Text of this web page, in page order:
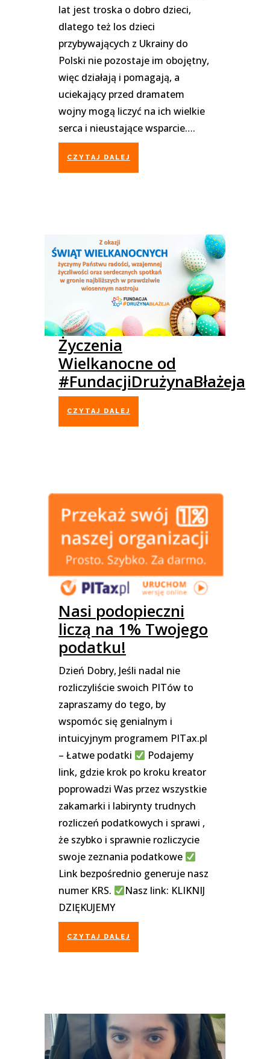
lat jest troska o dobro dzieci,
dlatego też los dzieci
przybywających z Ukrainy do
Polski nie pozostaje im obojętny,
więc działają i pomagają, a
uciekający przed dramatem
wojny mogą liczyć na ich wielkie
serca i nieustające wsparcie….
CZYTAJ DALEJ
Życzenia
Wielkanocne od
#FundacjiDrużynaBłażeja
CZYTAJ DALEJ
Nasi podopieczni
liczą na 1% Twojego
podatku!
Dzień Dobry, Jeśli nadal nie
rozliczyliście swoich PITów to
zapraszamy do tego, by
wspomóc się genialnym i
intuicyjnym programem PITax.pl
– Łatwe podatki
Podajemy
link, gdzie krok po kroku kreator
poprowadzi Was przez wszystkie
zakamarki i labirynty trudnych
rozliczeń podatkowych i sprawi ,
że szybko i sprawnie rozliczycie
swoje zeznania podatkowe
Link bezpośrednio generuje nasz
numer KRS.
Nasz link: KLIKNIJ
DZIĘKUJEMY
CZYTAJ DALEJ